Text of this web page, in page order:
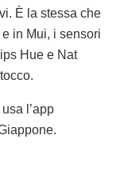
È la stessa che
e in Mui, i sensori
Hue e Nat
l’app